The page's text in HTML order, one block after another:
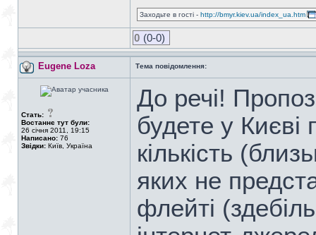
Заходьте в гості - http://bmyr.kiev.ua/index_ua.htm
0 (0-0)
Eugene Loza Тема повідомлення:
Стать:
Востаннє тут були:
26 січня 2011, 19:15
Написано: 76
Звідки: Київ, Україна
До речі!
будете у
кількість
яких не
флейті